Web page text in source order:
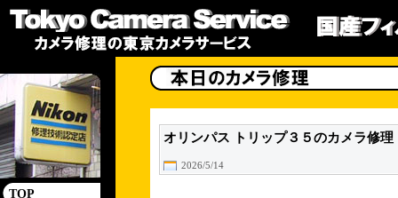
TOP
オリンパス トリップ３５のカメラ修理
2026/5/14